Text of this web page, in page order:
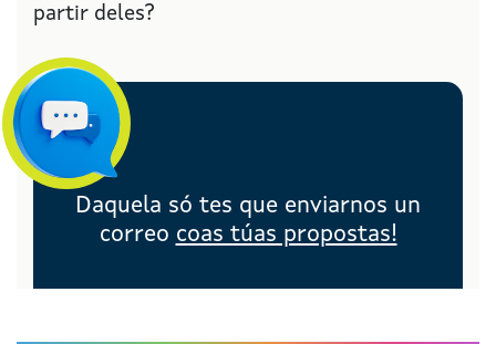
partir deles?
Daquela só tes que enviarnos un
correo coas túas propostas!